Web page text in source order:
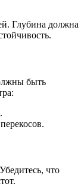
Глубина должна
быть
что